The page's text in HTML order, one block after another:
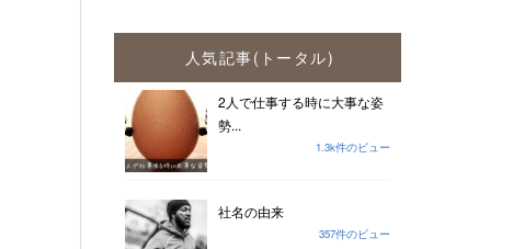
人気記事(トータル)
2人で仕事する時に大事な姿
勢...
1.3k件のビュー
社名の由来
357件のビュー